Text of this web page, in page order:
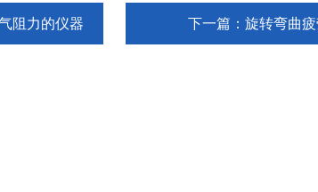
阻力的仪器 下一篇： 旋转弯曲